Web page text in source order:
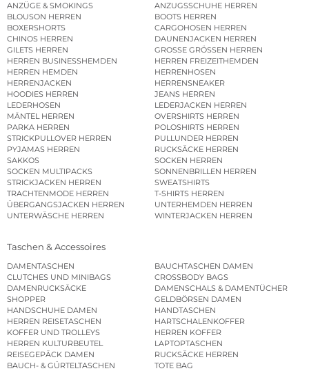
ANZÜGE & SMOKINGS
ANZUGSSCHUHE HERREN
BLOUSON HERREN
BOOTS HERREN
BOXERSHORTS
CARGOHOSEN HERREN
CHINOS HERREN
DAUNENJACKEN HERREN
GILETS HERREN
GROSSE GRÖSSEN HERREN
HERREN BUSINESSHEMDEN
HERREN FREIZEITHEMDEN
HERREN HEMDEN
HERRENHOSEN
HERRENJACKEN
HERRENSNEAKER
HOODIES HERREN
JEANS HERREN
LEDERHOSEN
LEDERJACKEN HERREN
MÄNTEL HERREN
OVERSHIRTS HERREN
PARKA HERREN
POLOSHIRTS HERREN
STRICKPULLOVER HERREN
PULLUNDER HERREN
PYJAMAS HERREN
RUCKSÄCKE HERREN
SAKKOS
SOCKEN HERREN
SOCKEN MULTIPACKS
SONNENBRILLEN HERREN
STRICKJACKEN HERREN
SWEATSHIRTS
TRACHTENMODE HERREN
T-SHIRTS HERREN
ÜBERGANGSJACKEN HERREN
UNTERHEMDEN HERREN
UNTERWÄSCHE HERREN
WINTERJACKEN HERREN
Taschen & Accessoires
DAMENTASCHEN
BAUCHTASCHEN DAMEN
CLUTCHES UND MINIBAGS
CROSSBODY BAGS
DAMENRUCKSÄCKE
DAMENSCHALS & DAMENTÜCHER
SHOPPER
GELDBÖRSEN DAMEN
HANDSCHUHE DAMEN
HANDTASCHEN
HERREN REISETASCHEN
HARTSCHALENKOFFER
KOFFER UND TROLLEYS
HERREN KOFFER
HERREN KULTURBEUTEL
LAPTOPTASCHEN
REISEGEPÄCK DAMEN
RUCKSÄCKE HERREN
BAUCH- & GÜRTELTASCHEN
TOTE BAG